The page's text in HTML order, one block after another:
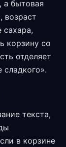
а бытовая
возраст
корзину со
отделяет
текста,
в корзине